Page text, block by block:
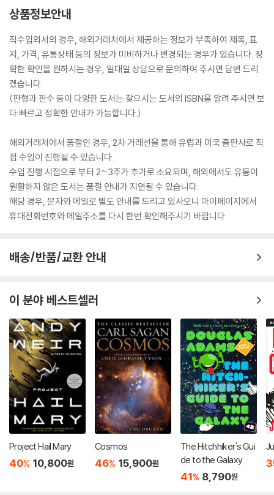
상품정보안내
직수입외서의 경우, 해외거래처에서 제공하는 정보가 부족하여 제목, 표
지, 가격, 유통상태 등의 정보가 미비하거나 변경되는 경우가 있습니다. 정
확한 확인을 원하시는 경우, 일대일 상담으로 문의하여 주시면 답변 드리
겠습니다.
(판형과 판수 등이 다양한 도서는 찾으시는 도서의 ISBN을 알려 주시면 보
다 빠르고 정확한 안내가 가능합니다.)
해외거래처에서 품절인 경우, 2차 거래선을 통해 유럽과 미국 출판사로 직
접 수입이 진행될 수 있습니다.
수입 진행 시점으로 부터 2~3주가 추가로 소요되며, 해외에서도 유통이
원활하지 않은 도서는 품절 안내가 지연될 수 있습니다.
해당 경우, 문자와 메일로 별도 안내를 드리고 있사오니 마이페이지에서
휴대전화번호와 메일주소를 다시 한번 확인해주시기 바랍니다.
배송/반품/교환 안내
이 분야 베스트셀러
Project Hail Mary
40% 10,800원
Cosmos
46% 15,900원
The Hitchhiker's Gui
de to the Galaxy
41% 8,790원